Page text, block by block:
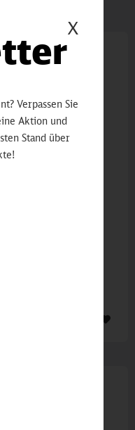
X
Verpassen Sie
Aktion und
Stand über